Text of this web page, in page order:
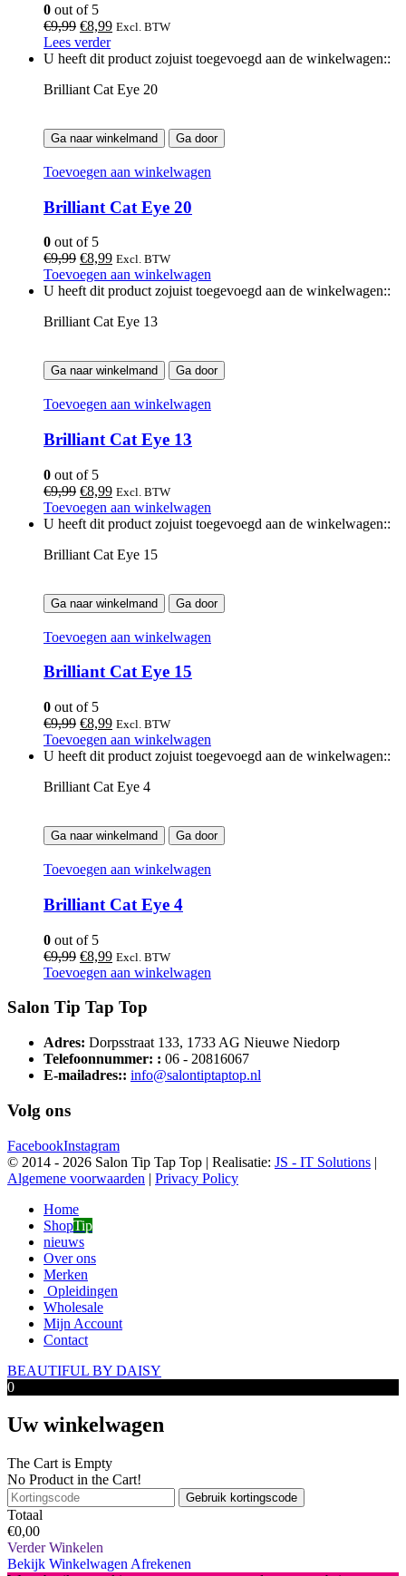
0 out of 5
€9,99 Oorspronkelijke
prijs
was:
€8,99Huidige
is:
Excl. BTW
Lees verder
U heeft dit product zojuist toegevoegd aan de winkelwagen::
Brilliant Cat Eye 20
Ga naar winkelmand Ga door
Toevoegen aan winkelwagen
Brilliant Cat Eye 20
0 out of 5
€9,99 Oorspronkelijke
prijs
was:
€8,99Huidige
prijs
is:
Excl. BTW
Toevoegen aan winkelwagen
U heeft dit product zojuist toegevoegd aan de winkelwagen::
Brilliant Cat Eye 13
Ga naar winkelmand Ga door
Toevoegen aan winkelwagen
Brilliant Cat Eye 13
0 out of 5
€9,99 Oorspronkelijke
prijs
was:
€8,99Huidige
prijs
is:
Excl. BTW
Toevoegen aan winkelwagen
U heeft dit product zojuist toegevoegd aan de winkelwagen::
Brilliant Cat Eye 15
Ga naar winkelmand Ga door
Toevoegen aan winkelwagen
Brilliant Cat Eye 15
0 out of 5
€9,99 Oorspronkelijke
prijs
was:
€8,99Huidige
prijs
is:
Excl. BTW
Toevoegen aan winkelwagen
U heeft dit product zojuist toegevoegd aan de winkelwagen::
Brilliant Cat Eye 4
Ga naar winkelmand Ga door
Toevoegen aan winkelwagen
Brilliant Cat Eye 4
0 out of 5
€9,99 Oorspronkelijke
prijs
€9,99.
€8,99Huidige
prijs
€8,99.
Excl. BTW
Toevoegen aan winkelwagen
Salon Tip Tap Top
Adres: Dorpsstraat 133, 1733 AG Nieuwe Niedorp
Telefoonnummer: : 06 - 20816067
E-mailadres:: info@salontiptaptop.nl
Volg ons
FacebookInstagram
© 2014 - 2026 Salon Tip Tap Top | Realisatie: JS - IT Solutions |
Algemene voorwaarden | Privacy Policy
Home
ShopTip
nieuws
Over ons
Merken
Opleidingen
Wholesale
Mijn Account
Contact
BEAUTIFUL BY DAISY
0
Uw winkelwagen
The Cart is Empty
No Product in the Cart!
Gebruik kortingscode
Totaal
€0,00
Verder Winkelen
Bekijk Winkelwagen Afrekenen